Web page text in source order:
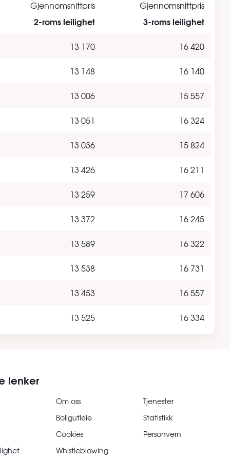
Gjennomsnittpris
2-roms leilighet
Gjennomsnittpris
3-roms leilighet
13 170
16 420
13 148
16 140
13 006
15 557
13 051
16 324
13 036
15 824
13 426
16 211
13 259
17 606
13 372
16 245
13 589
16 322
13 538
16 731
13 453
16 557
13 525
16 334
lenker
Om oss
Tjenester
Boligutleie
Statistikk
Cookies
Personvern
Whistleblowing